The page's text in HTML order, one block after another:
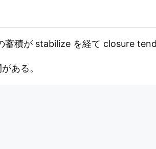
蓄積が stabilize を経て closure
ある。